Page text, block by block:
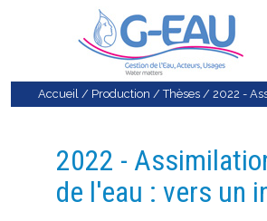
Accueil / Production /Thèses / 2022 -
2022 -
de l'eau : vers un